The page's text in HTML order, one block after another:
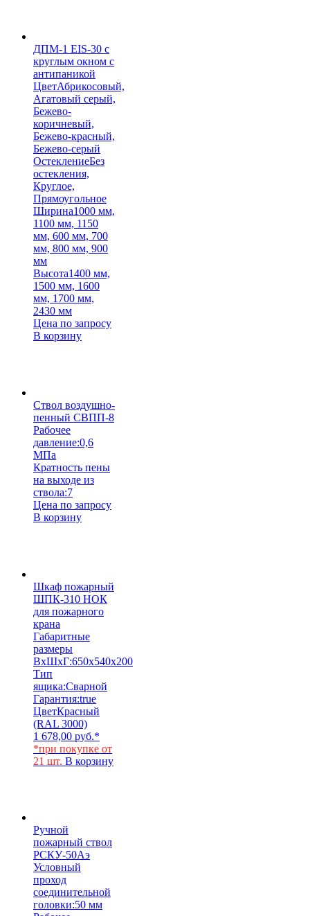
ДПМ-1 EIS-30 с
круглым окном с
антипаникой
ЦветАбрикосовый,
Агатовый серый,
Бежево-
коричневый,
Бежево-красный,
Бежево-серый
ОстеклениеБез
остекления,
Круглое,
Прямоугольное
Ширина1000 мм,
1100 мм, 1150
мм, 600 мм, 700
мм, 800 мм, 900
мм
Высота1400 мм,
1500 мм, 1600
мм, 1700 мм,
2430 мм
Цена по запросу
В корзину
Ствол воздушно-
пенный СВПП-8
Рабочее
давление:0,6
МПа
Кратность пены
на выходе из
ствола:7
Цена по запросу
В корзину
Шкаф пожарный
ШПК-310 НОК
для пожарного
крана
Габаритные
размеры
ВхШхГ:650х540х200
Тип
ящика:Сварной
Гарантия:true
ЦветКрасный
(RAL 3000)
1 678,00 руб.*
*при покупке от
21 шт. В корзину
Ручной
пожарный ствол
РСКУ-50Аэ
Условный
проход
соединительной
головки:50 мм